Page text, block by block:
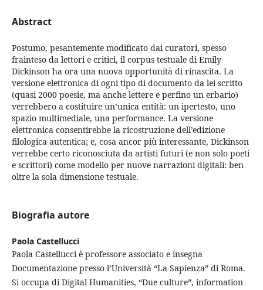
Abstract
Postumo, pesantemente modificato dai curatori, spesso
frainteso da lettori e critici, il corpus testuale di Emily
Dickinson ha ora una nuova opportunità di rinascita. La
versione elettronica di ogni tipo di documento da lei scritto
(quasi 2000 poesie, ma anche lettere e perfino un erbario)
verrebbero a costituire un’unica entità: un ipertesto, uno
spazio multimediale, una performance. La versione
elettronica consentirebbe la ricostruzione dell’edizione
filologica autentica; e, cosa ancor più interessante, Dickinson
verrebbe certo riconosciuta da artisti futuri (e non solo poeti
e scrittori) come modello per nuove narrazioni digitali: ben
oltre la sola dimensione testuale.
Biografia autore
Paola Castellucci
Paola Castellucci è professore associato e insegna
Documentazione presso l’Università “La Sapienza” di Roma.
Si occupa di Digital Humanities, “Due culture”, information